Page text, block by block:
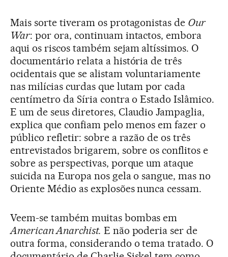
Mais sorte tiveram os protagonistas de Our
War: por ora, continuam intactos, embora
aqui os riscos também sejam altíssimos. O
documentário relata a história de três
ocidentais que se alistam voluntariamente
nas milícias curdas que lutam por cada
centímetro da Síria contra o Estado Islâmico.
E um de seus diretores, Claudio Jampaglia,
explica que confiam pelo menos em fazer o
público refletir: sobre a razão de os três
entrevistados brigarem, sobre os conflitos e
sobre as perspectivas, porque um ataque
suicida na Europa nos gela o sangue, mas no
Oriente Médio as explosões nunca cessam.
Veem-se também muitas bombas em
American Anarchist. E não poderia ser de
outra forma, considerando o tema tratado. O